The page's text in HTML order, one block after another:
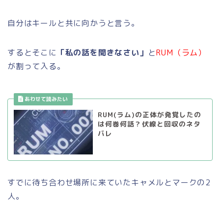
自分はキールと共に向かうと言う。
するとそこに 「私の話を聞きなさい」 とRUM（ラム）
が割って入る。
RUM(ラム)の正体が発覚したの
は何巻何話？伏線と回収のネタ
バレ
すでに待ち合わせ場所に来ていたキャメルとマークの2
人。